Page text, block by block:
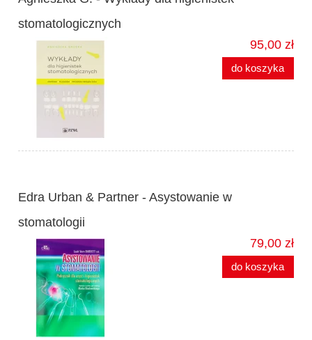
stomatologicznych
95,00 zł
do koszyka
Edra Urban & Partner - Asystowanie w
stomatologii
79,00 zł
do koszyka